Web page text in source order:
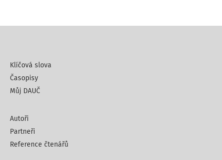
Klíčová slova
Časopisy
Můj DAUČ
Autoři
Partneři
Reference čtenářů